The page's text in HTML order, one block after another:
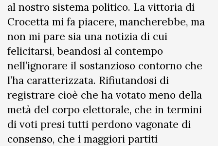
al nostro sistema politico. La vittoria di
Crocetta mi fa piacere, mancherebbe, ma
non mi pare sia una notizia di cui
felicitarsi, beandosi al contempo
nell’ignorare il sostanzioso contorno che
l’ha caratterizzata. Rifiutandosi di
registrare cioè che ha votato meno della
metà del corpo elettorale, che in termini
di voti presi tutti perdono vagonate di
consenso, che i maggiori partiti